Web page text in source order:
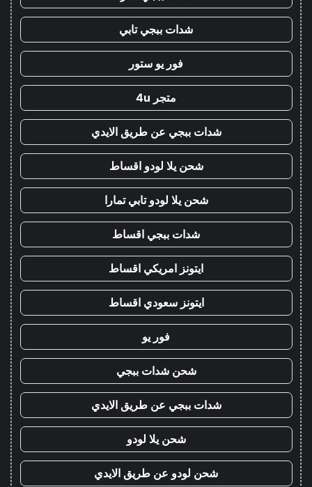
شدات ببجي تابي
فور يو ستور
متجر 4u
شدات ببجي عن طريق الايدي
شحن يلا لودو اقساط
شحن يلا لودو تابي تمارا
شدات ببجي اقساط
ايتونز امريكي اقساط
ايتونز سعودي اقساط
فور يو
شحن شدات ببجي
شدات ببجي عن طريق الايدي
شحن يلا لودو
شحن لودو عن طريق الايدي